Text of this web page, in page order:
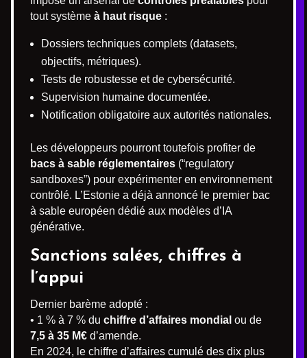
tout système à haut risque :
Dossiers techniques complets (datasets,
objectifs, métriques).
Tests de robustesse et de cybersécurité.
Supervision humaine documentée.
Notification obligatoire aux autorités nationales.
Les développeurs pourront toutefois profiter de
bacs à sable réglementaires (“regulatory
sandboxes”) pour expérimenter en environnement
contrôlé. L’Estonie a déjà annoncé le premier bac
à sable européen dédié aux modèles d’IA
générative.
Sanctions salées, chiffres à
l’appui
Dernier barème adopté :
• 1 % à 7 % du chiffre d’affaires mondial ou de
7,5 à 35 M€ d’amende.
En 2024, le chiffre d’affaires cumulé des dix plus